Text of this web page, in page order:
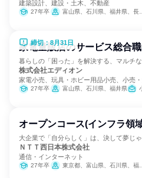
建築設計、建設・土木、不動産
27年卒 富山県、石川県、福井県、長野県
締切：8月31日
家電量販店のサービス総合
暮らしの「困った」を解決する、マルチ
株式会社エディオン
家電小売、玩具・ホビー用品小売、小売
27年卒 富山県、石川県、福井県
オープンコース(インフラ領
大企業で「自分らしく」は、決して夢じゃ
ＮＴＴ西日本株式会社
通信・インターネット
27年卒 東京都、富山県、石川県、福井県、岐阜県、静岡県、愛知県、三重県、滋賀県、京都府、大阪府、兵庫県、奈良県、和歌山県、鳥取県、島根県、岡山県、広島県、山口県、徳島県、香川県、愛媛県、高知県、福岡県、佐賀県、長崎県、熊本県、大分県、宮崎県、鹿児島県、沖縄県